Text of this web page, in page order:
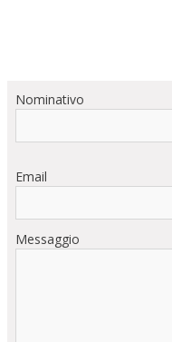
Nominativo
Email
Messaggio